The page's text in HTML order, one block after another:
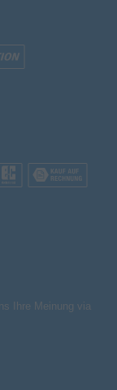
Ihre Meinung via